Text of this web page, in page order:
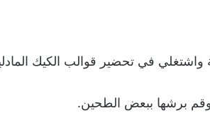
وقم برشها ببعض الطحين.